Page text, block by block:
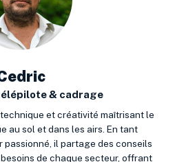
& cadrage
et créativité maîtrisant le
au sol et dans les airs. En tant
il partage des conseils
de chaque secteur, offrant